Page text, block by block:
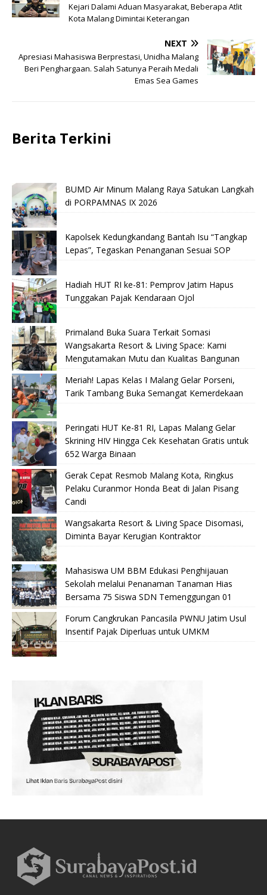
Kejari Dalami Aduan Masyarakat, Beberapa Atlit
Kota Malang Dimintai Keterangan
NEXT
Apresiasi Mahasiswa Berprestasi, Unidha Malang
Beri Penghargaan. Salah Satunya Peraih Medali
Emas Sea Games
Berita Terkini
BUMD Air Minum Malang Raya Satukan Langkah
di PORPAMNAS IX 2026
Kapolsek Kedungkandang Bantah Isu “Tangkap
Lepas”, Tegaskan Penanganan Sesuai SOP
Hadiah HUT RI ke-81: Pemprov Jatim Hapus
Tunggakan Pajak Kendaraan Ojol
Primaland Buka Suara Terkait Somasi
Wangsakarta Resort & Living Space: Kami
Mengutamakan Mutu dan Kualitas Bangunan
Meriah! Lapas Kelas I Malang Gelar Porseni,
Tarik Tambang Buka Semangat Kemerdekaan
Peringati HUT Ke-81 RI, Lapas Malang Gelar
Skrining HIV Hingga Cek Kesehatan Gratis untuk
652 Warga Binaan
Gerak Cepat Resmob Malang Kota, Ringkus
Pelaku Curanmor Honda Beat di Jalan Pisang
Candi
Wangsakarta Resort & Living Space Disomasi,
Diminta Bayar Kerugian Kontraktor
Mahasiswa UM BBM Edukasi Penghijauan
Sekolah melalui Penanaman Tanaman Hias
Bersama 75 Siswa SDN Temenggungan 01
Forum Cangkrukan Pancasila PWNU Jatim Usul
Insentif Pajak Diperluas untuk UMKM